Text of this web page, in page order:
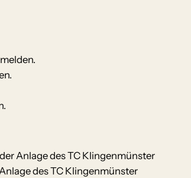
Anlage des TC Klingenmünster
des TC Klingenmünster